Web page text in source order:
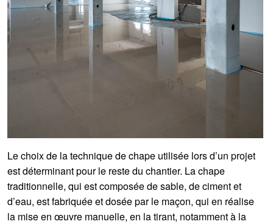
Le choix de la technique de chape utilisée lors d’un projet
est déterminant pour le reste du chantier. La chape
traditionnelle, qui est composée de sable, de ciment et
d’eau, est fabriquée et dosée par le maçon, qui en réalise
la mise en œuvre manuelle, en la tirant, notamment à la